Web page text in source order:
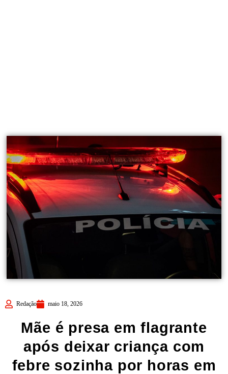
Redação maio 18, 2026
Mãe é presa em flagrante
após deixar criança com
febre sozinha por horas em